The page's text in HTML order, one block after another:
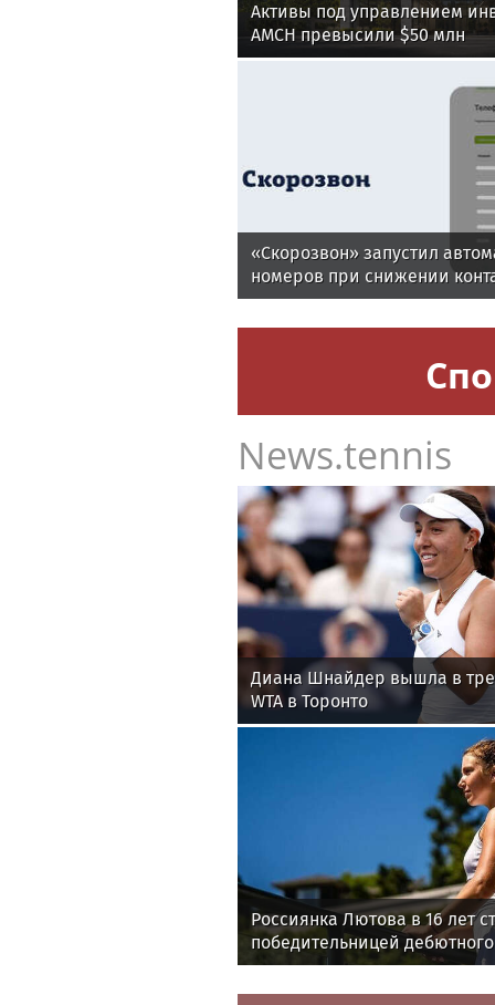
Активы под управлением
AMCH превысили $50 млн
«Скорозвон» запустил
номеров при снижении
News.tennis
Диана Шнайдер вышла в
WTA в Торонто
Россиянка Лютова в 16 лет
победительницей
WTA